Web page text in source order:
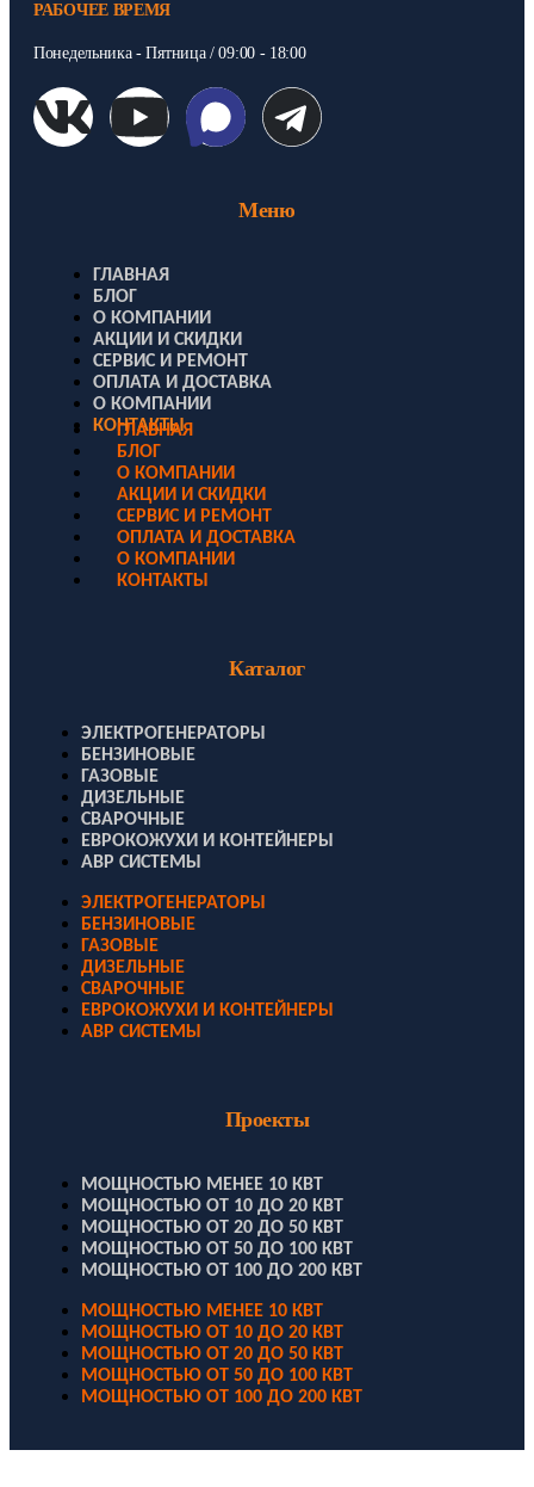
РАБОЧЕЕ ВРЕМЯ
Понедельника - Пятница / 09:00 - 18:00
Меню
ГЛАВНАЯ
БЛОГ
О КОМПАНИИ
АКЦИИ И СКИДКИ
СЕРВИС И РЕМОНТ
ОПЛАТА И ДОСТАВКА
О КОМПАНИИ
КОНТАКТЫ
ГЛАВНАЯ
БЛОГ
О КОМПАНИИ
АКЦИИ И СКИДКИ
СЕРВИС И РЕМОНТ
ОПЛАТА И ДОСТАВКА
О КОМПАНИИ
КОНТАКТЫ
Каталог
ЭЛЕКТРОГЕНЕРАТОРЫ
БЕНЗИНОВЫЕ
ГАЗОВЫЕ
ДИЗЕЛЬНЫЕ
СВАРОЧНЫЕ
ЕВРОКОЖУХИ И КОНТЕЙНЕРЫ
АВР СИСТЕМЫ
ЭЛЕКТРОГЕНЕРАТОРЫ
БЕНЗИНОВЫЕ
ГАЗОВЫЕ
ДИЗЕЛЬНЫЕ
СВАРОЧНЫЕ
ЕВРОКОЖУХИ И КОНТЕЙНЕРЫ
АВР СИСТЕМЫ
Проекты
МОЩНОСТЬЮ МЕНЕЕ 10 КВТ
МОЩНОСТЬЮ ОТ 10 ДО 20 КВТ
МОЩНОСТЬЮ ОТ 20 ДО 50 КВТ
МОЩНОСТЬЮ ОТ 50 ДО 100 КВТ
МОЩНОСТЬЮ ОТ 100 ДО 200 КВТ
МОЩНОСТЬЮ МЕНЕЕ 10 КВТ
МОЩНОСТЬЮ ОТ 10 ДО 20 КВТ
МОЩНОСТЬЮ ОТ 20 ДО 50 КВТ
МОЩНОСТЬЮ ОТ 50 ДО 100 КВТ
МОЩНОСТЬЮ ОТ 100 ДО 200 КВТ